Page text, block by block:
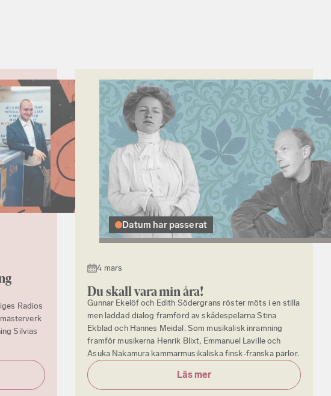
Radios
Silvias
Datum har passerat
4 mars
Du skall vara min åra!
Gunnar Ekelöf och Edith Södergrans röster möts i en stilla
men laddad dialog framförd av skådespelarna Stina
Ekblad och Hannes Meidal. Som musikalisk inramning
framför musikerna Henrik Blixt, Emmanuel Laville och
Asuka Nakamura kammarmusikaliska finsk-franska pärlor.
Läs mer